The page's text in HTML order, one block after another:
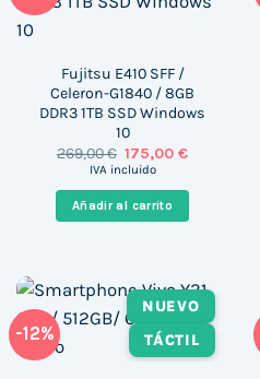
Fujitsu E410 SFF /
Celeron-G1840 / 8GB
DDR3 1TB SSD Windows
10
269,00€ El
precio
era:
269,00 €.
175,00€El
es:
IVA incluido
Añadir al carrito
-12%
NUEVO
TÁCTIL